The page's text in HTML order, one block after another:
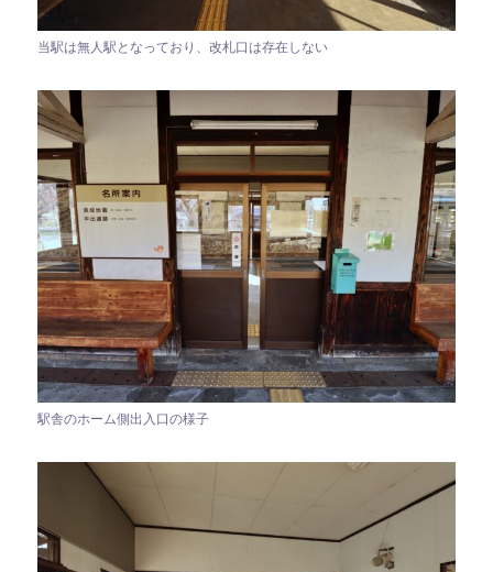
当駅は無人駅となっており、改札口は存在しない
駅舎のホーム側出入口の様子